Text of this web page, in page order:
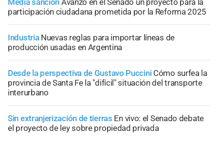
Media sanción Avanzó en el Senado un proyecto para la
participación ciudadana prometida por la Reforma 2025
Industria Nuevas reglas para importar líneas de
producción usadas en Argentina
Desde la perspectiva de Gustavo Puccini Cómo surfea la
provincia de Santa Fe la "difícil" situación del transporte
interurbano
Sin extranjerización de tierras En vivo: el Senado debate
el proyecto de ley sobre propiedad privada